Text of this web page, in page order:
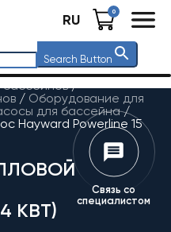
RU 0
Search Button
/
/ Оборудование для
для бассейна/
Hayward Powerline 15
КВТ)
Связь со
специалистом